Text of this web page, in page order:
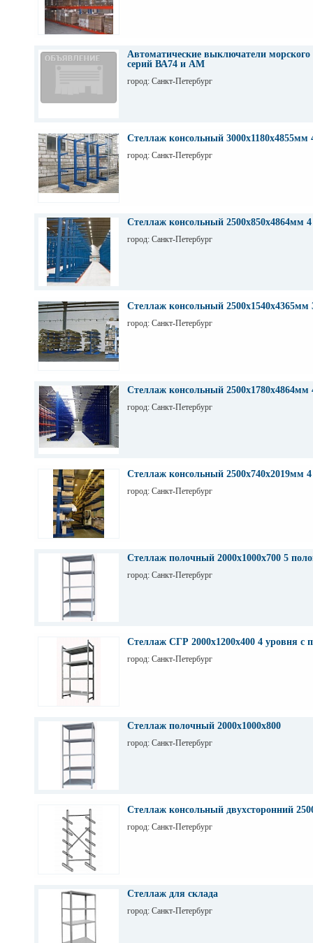
Автоматические выключатели морского
серий ВА74 и АМ
город: Санкт-Петербург
Стеллаж консольный 3000х1180х4855мм
город: Санкт-Петербург
Стеллаж консольный 2500х850х4864мм
город: Санкт-Петербург
Стеллаж консольный 2500х1540х4365мм
город: Санкт-Петербург
Стеллаж консольный 2500х1780х4864мм
город: Санкт-Петербург
Стеллаж консольный 2500х740х2019мм
город: Санкт-Петербург
Стеллаж полочный 2000х1000х700 5
город: Санкт-Петербург
Стеллаж СГР 2000х1200х400 4 уровня с
город: Санкт-Петербург
Стеллаж полочный 2000х1000х800
город: Санкт-Петербург
Стеллаж консольный двухсторонний
город: Санкт-Петербург
Стеллаж для склада
город: Санкт-Петербург